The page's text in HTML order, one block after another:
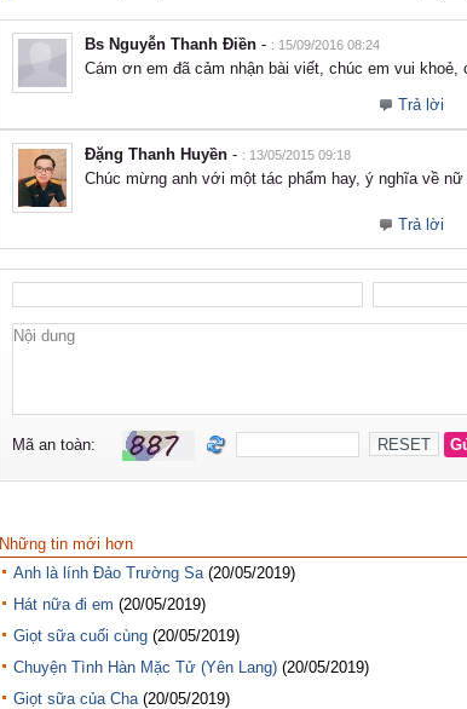
Những tin mới hơn
Anh là lính Đảo Trường Sa (20/05/2019)
Hát nữa đi em (20/05/2019)
Giọt sữa cuối cùng (20/05/2019)
Chuyện Tình Hàn Mặc Tử (Yên Lang) (20/05/2019)
Giọt sữa của Cha (20/05/2019)